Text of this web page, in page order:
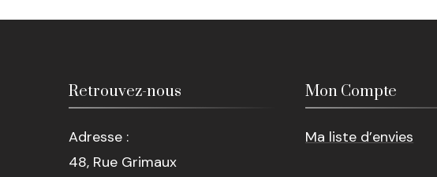
Retrouvez-nous
Adresse :
48, Rue Grimaux
Mon Compte
Ma liste d’envies